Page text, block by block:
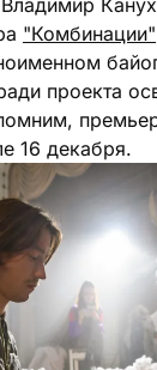
"Комбинации"
проекта
16 декабря.